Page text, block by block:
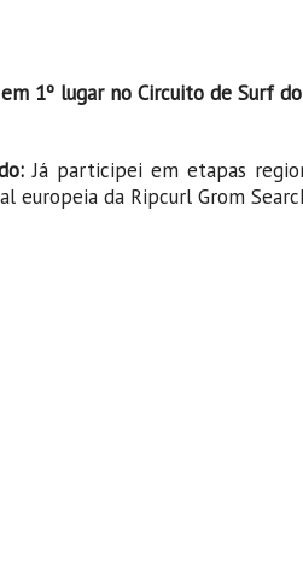
1º lugar no Circuito de Surf
Já participei em etapas
europeia da Ripcurl Grom